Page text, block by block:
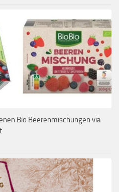
Bio Beerenmischungen via